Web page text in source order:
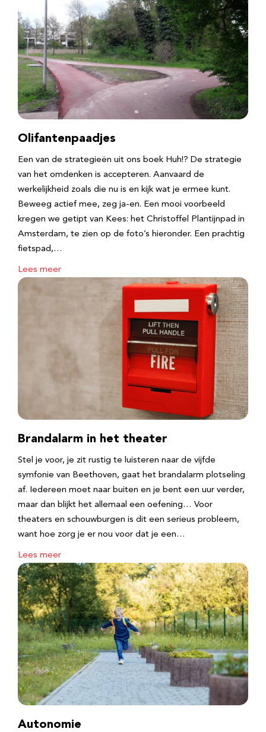
Olifantenpaadjes
Een van de strategieën uit ons boek Huh!? De strategie
van het omdenken is accepteren. Aanvaard de
werkelijkheid zoals die nu is en kijk wat je ermee kunt.
Beweeg actief mee, zeg ja-en. Een mooi voorbeeld
kregen we getipt van Kees: het Christoffel Plantijnpad in
Amsterdam, te zien op de foto’s hieronder. Een prachtig
fietspad,…
Lees meer
Brandalarm in het theater
Stel je voor, je zit rustig te luisteren naar de vijfde
symfonie van Beethoven, gaat het brandalarm plotseling
af. Iedereen moet naar buiten en je bent een uur verder,
maar dan blijkt het allemaal een oefening… Voor
theaters en schouwburgen is dit een serieus probleem,
want hoe zorg je er nou voor dat je een…
Lees meer
Autonomie